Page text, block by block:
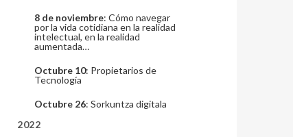
8 de noviembre: Cómo navegar
por la vida cotidiana en la realidad
intelectual, en la realidad
aumentada…
Octubre 10: Propietarios de
Tecnología
Octubre 26: Sorkuntza digitala
2022